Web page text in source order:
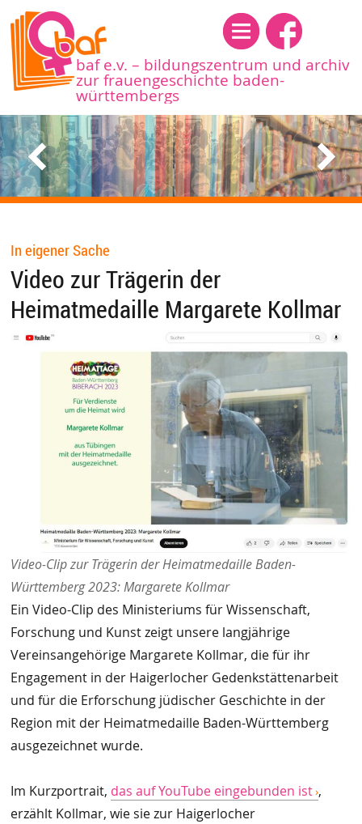
baf e.v. – bildungszentrum und archiv
zur frauengeschichte baden-
württembergs
Menü
In eigener Sache
Video zur Trägerin der
Heimatmedaille Margarete Kollmar
Video-Clip zur Trägerin der Heimatmedaille Baden-
Württemberg 2023: Margarete Kollmar
Ein Video-Clip des Ministeriums für Wissenschaft,
Forschung und Kunst zeigt unsere langjährige
Vereinsangehörige Margarete Kollmar, die für ihr
Engagement in der Haigerlocher Gedenkstättenarbeit
und für die Erforschung jüdischer Geschichte in der
Region mit der Heimatmedaille Baden-Württemberg
ausgezeichnet wurde.
Im Kurzportrait, das auf YouTube eingebunden ist ,
erzählt Kollmar, wie sie zur Haigerlocher